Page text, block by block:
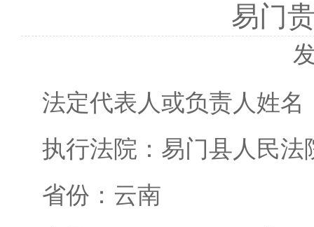
易门
法定代表人或负责人姓名
执行法院：易门县人民法
省份：云南